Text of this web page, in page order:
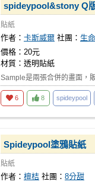
spideypool&stony Q
貼紙
作者： 卡斯威爾 社團： 生
價格：20元
材質：透明貼紙
Sample是兩張合併的畫面，
6 8 spideypool
Spideypool塗鴉貼紙
貼紙
作者： 檀桔 社團： 8分甜